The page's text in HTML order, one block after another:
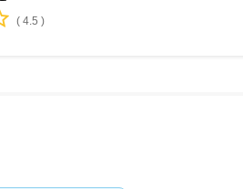
( 4.5 )